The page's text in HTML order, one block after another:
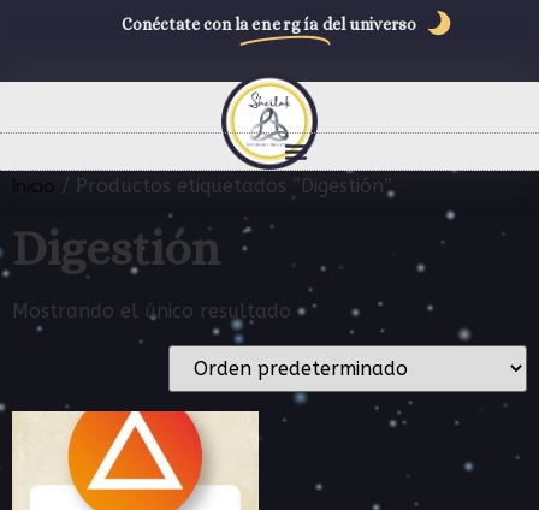
Conéctate con la energía del universo
Inicio / Productos etiquetados “Digestión”
Digestión
Mostrando el único resultado